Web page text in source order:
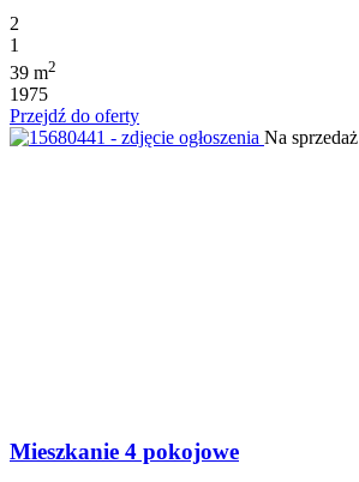
2
1
39 m2
1975
Przejdź do oferty
Na sprzedaż
Mieszkanie 4 pokojowe